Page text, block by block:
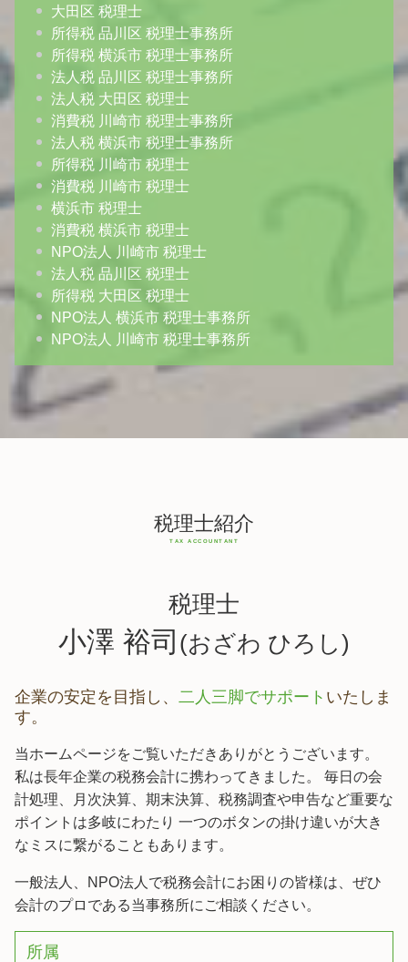
大田区 税理士
所得税 品川区 税理士事務所
所得税 横浜市 税理士事務所
法人税 品川区 税理士事務所
法人税 大田区 税理士
消費税 川崎市 税理士事務所
法人税 横浜市 税理士事務所
所得税 川崎市 税理士
消費税 川崎市 税理士
横浜市 税理士
消費税 横浜市 税理士
NPO法人 川崎市 税理士
法人税 品川区 税理士
所得税 大田区 税理士
NPO法人 横浜市 税理士事務所
NPO法人 川崎市 税理士事務所
税理士紹介
税理士
小澤 裕司 (おざわ ひろし)
企業の安定を目指し、 二人三脚でサポート いたしま
す。
当ホームページをご覧いただきありがとうございます。
私は長年企業の税務会計に携わってきました。 毎日の会
計処理、月次決算、期末決算、税務調査や申告など重要な
ポイントは多岐にわたり 一つのボタンの掛け違いが大き
なミスに繋がることもあります。
一般法人、NPO法人で税務会計にお困りの皆様は、ぜひ
会計のプロである当事務所にご相談ください。
所属